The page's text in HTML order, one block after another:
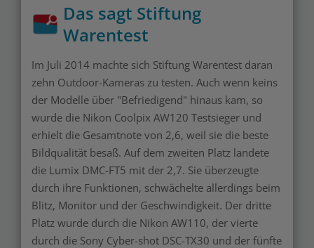
Das sagt Stiftung
Warentest
Im Juli 2014 machte sich Stiftung Warentest daran
zehn Outdoor-Kameras zu testen. Auch wenn keins
der Modelle über "Befriedigend" hinaus kam, so
wurde die Nikon Coolpix AW120 Testsieger und
erhielt die Gesamtnote von 2,6, weil sie die beste
Bildqualität besaß. Auf dem zweiten Platz landete
die Lumix DMC-FT5 mit der 2,7. Sie überzeugte
durch ihre Funktionen, schwächelte allerdings beim
Blitz, Monitor und der Geschwindigkeit. Der dritte
Platz wurde durch die Nikon AW110, der vierte
durch die Sony Cyber-shot DSC-TX30 und der fünfte